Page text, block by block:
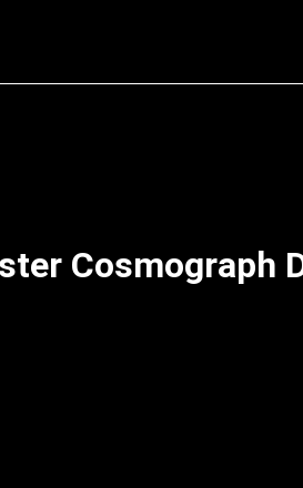
Cosmograph